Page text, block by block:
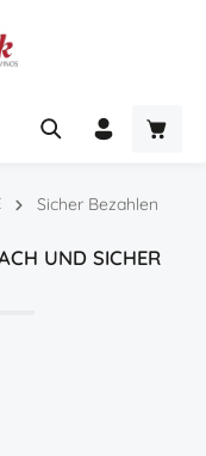
Sicher Bezahlen
UND SICHER